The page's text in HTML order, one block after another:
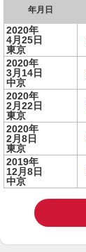
年月日
2020年
4月25日
東京
2020年
3月14日
中京
2020年
2月22日
東京
2020年
2月8日
東京
2019年
12月8日
中京